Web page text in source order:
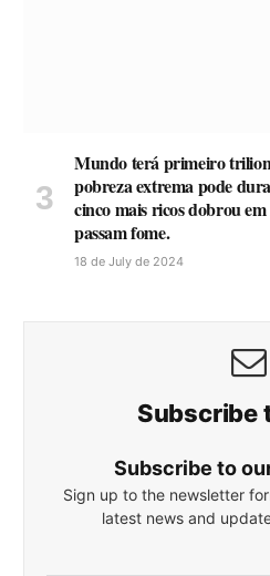
Mundo terá primeiro
pobreza extrema pode
cinco mais ricos dobrou
passam fome.
18 de July de 2024
Subscribe
Subscribe to
Sign up to the newsletter
latest news and